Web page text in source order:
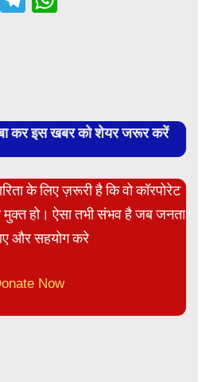
कर इस खबर को शेयर जरूर करें
के लिए ज़रूरी है कि वो कॉरपोरेट
हो। ऐसा तभी संभव है जब जनता
और सहयोग करे
Now